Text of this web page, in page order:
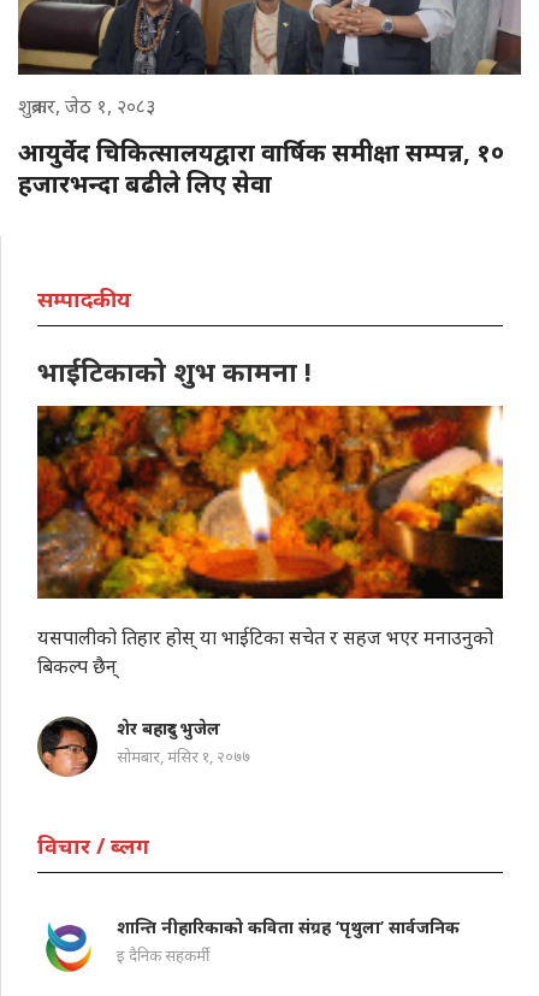
शुक्रबार, जेठ १, २०८३
आयुर्वेद चिकित्सालयद्वारा वार्षिक समीक्षा सम्पन्न, १०
हजारभन्दा बढीले लिए सेवा
सम्पादकीय
भाईटिकाको शुभ कामना !
यसपालीको तिहार होस् या भाईटिका सचेत र सहज भएर मनाउनुको
बिकल्प छैन्
शेर बहादुर भुजेल
सोमबार, मंसिर १, २०७७
विचार / ब्लग
शान्ति नीहारिकाको कविता संग्रह ‘पृथुला’ सार्वजनिक
इ दैनिक सहकर्मी